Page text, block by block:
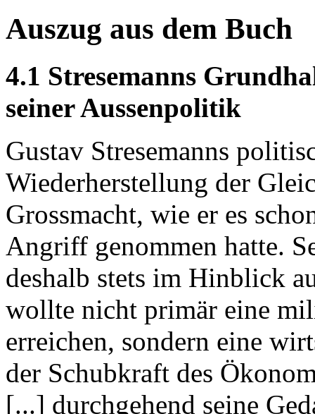
Auszug aus dem Buch
4.1 Stresemanns
seiner Aussenpolitik
Gustav Stresemanns
Wiederherstellung der
Grossmacht, wie er es
Angriff genommen hatte.
deshalb stets im Hinblick
wollte nicht primär eine
erreichen, sondern eine
der Schubkraft des
[...] durchgehend seine